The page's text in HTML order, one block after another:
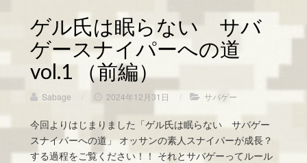
ゲル氏は眠らない サバ
ゲースナイパーへの道
vol.1 （前編）
Sabage 2024年12月31日 / サバゲー
今回よりはじまりました「ゲル氏は眠らない サバゲー
スナイパーへの道」 オッサンの素人スナイパーが成長？
する過程をご覧ください！！ それとサバゲーってルール